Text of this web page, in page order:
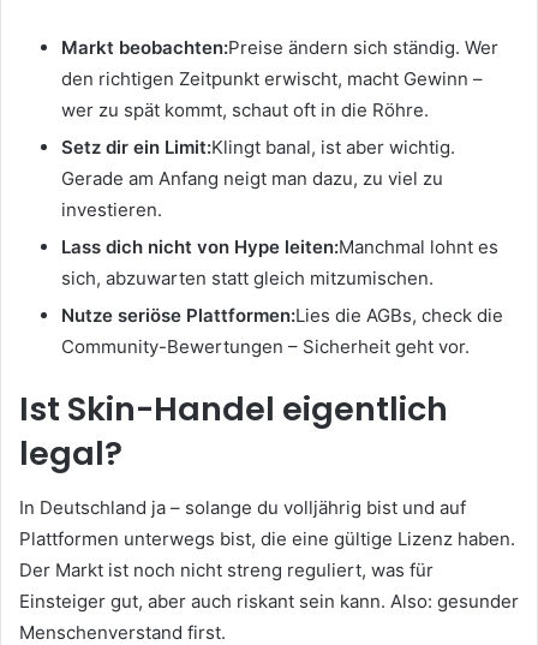
Markt beobachten:Preise ändern sich ständig. Wer
den richtigen Zeitpunkt erwischt, macht Gewinn –
wer zu spät kommt, schaut oft in die Röhre.
Setz dir ein Limit:Klingt banal, ist aber wichtig.
Gerade am Anfang neigt man dazu, zu viel zu
investieren.
Lass dich nicht von Hype leiten:Manchmal lohnt es
sich, abzuwarten statt gleich mitzumischen.
Nutze seriöse Plattformen:Lies die AGBs, check die
Community-Bewertungen – Sicherheit geht vor.
Ist Skin-Handel eigentlich
legal?
In Deutschland ja – solange du volljährig bist und auf
Plattformen unterwegs bist, die eine gültige Lizenz haben.
Der Markt ist noch nicht streng reguliert, was für
Einsteiger gut, aber auch riskant sein kann. Also: gesunder
Menschenverstand first.